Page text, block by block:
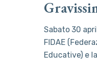
Sabato 30
FIDAE
Educative) e